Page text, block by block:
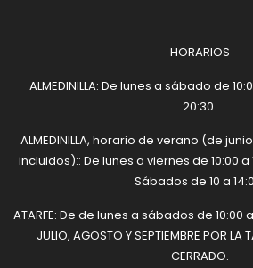
HORARIOS
ALMEDINILLA: De lunes a sábado de
20:30.
ALMEDINILLA, horario de verano (de
incluidos):: De lunes a viernes de 10:00 a
Sábados de 10 a
ATARFE: De de lunes a sábados de 10:00
JULIO, AGOSTO Y SEPTIEMBRE POR LA
CERRADO.